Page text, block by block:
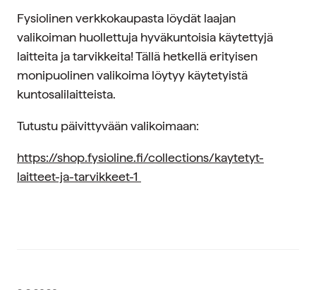
Fysiolinen verkkokaupasta löydät laajan
valikoiman huollettuja hyväkuntoisia käytettyjä
laitteita ja tarvikkeita! Tällä hetkellä erityisen
monipuolinen valikoima löytyy käytetyistä
kuntosalilaitteista.
Tutustu päivittyvään valikoimaan:
https://shop.fysioline.fi/collections/kaytetyt-
laitteet-ja-tarvikkeet-1